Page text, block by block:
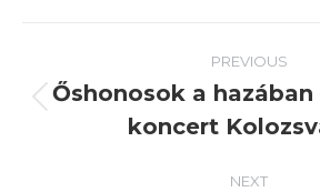
navigation
PREVIOUS
post:
Őshonosok a hazában
koncert
NEXT